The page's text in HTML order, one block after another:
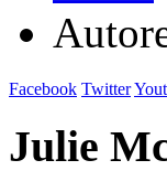
Facebook Twitter
Julie